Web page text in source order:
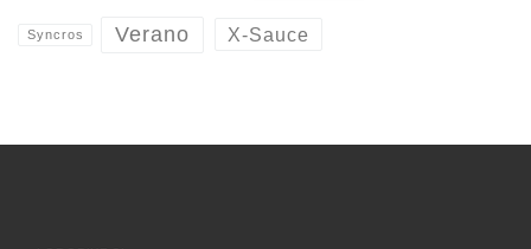
Syncros Verano X-Sauce